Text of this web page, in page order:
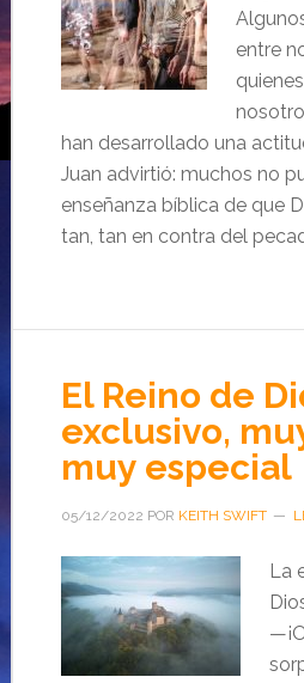
entre
han desarrollado una
Juan advirtió: muchos no
enseñanza bíblica de que
tan, tan en contra del
El Reino de
exclusivo,
muy especial
05/12/2022 POR KEITH SWIFT
La